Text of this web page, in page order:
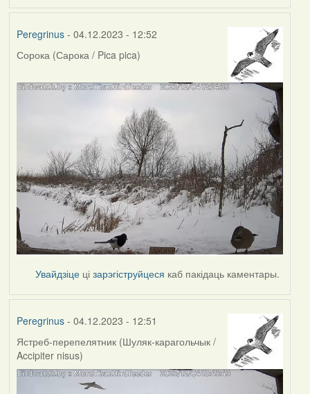
Peregrinus- 04.12.2023 - 12:52
Сорока (Сарока / Pica pica)
Увайдзіце цізарэгіструйцеся каб пакідаць каментары.
Peregrinus- 04.12.2023 - 12:51
Ястреб-перепелятник (Шуляк-карагольчык /
Accipiter nisus)